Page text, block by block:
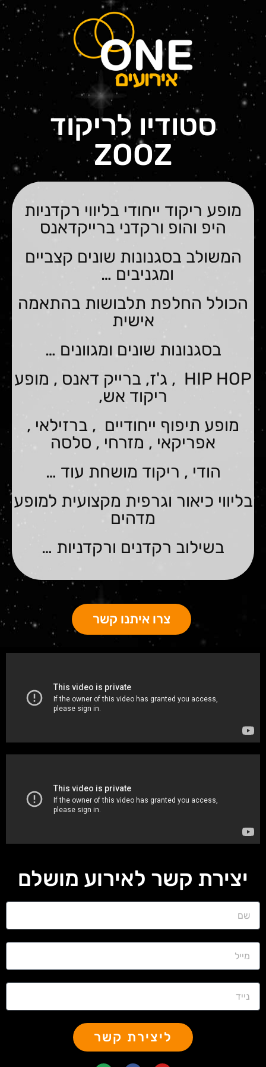
סטודיו לריקוד
ZOOZ
מופע ריקוד ייחודי בליווי רקדניות
היפ והופ ורקדני ברייקדאנס
המשולב בסגנונות שונים קצביים
ומגניבים …
הכולל החלפת תלבושות בהתאמה
אישית
בסגנונות שונים ומגוונים …
HIP HOP , ג'ז, ברייק דאנס , מופע
ריקוד אש,
מופע תיפוף ייחודיים , ברזילאי ,
אפריקאי , מזרחי , סלסה
הודי , ריקוד מושחת עוד …
בליווי כיאור וגרפית מקצועית למופע
מדהים
בשילוב רקדנים ורקדניות …
צרו איתנו קשר
יצירת קשר לאירוע מושלם
ליצירת קשר